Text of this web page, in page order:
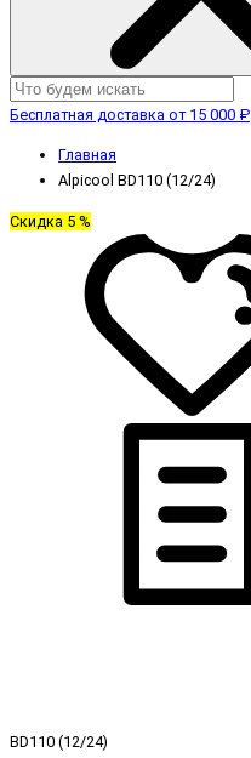
Бесплатная доставка от 15 000 ₽
Главная
Alpicool BD110 (12/24)
Скидка 5 %
BD110 (12/24)